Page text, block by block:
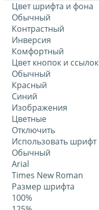
Цвет шрифта и фона
Обычный
Контрастный
Инверсия
Комфортный
Цвет кнопок и ссылок
Обычный
Красный
Синий
Изображения
Цветные
Отключить
Использовать шрифт
Обычный
Arial
Times New Roman
Размер шрифта
100%